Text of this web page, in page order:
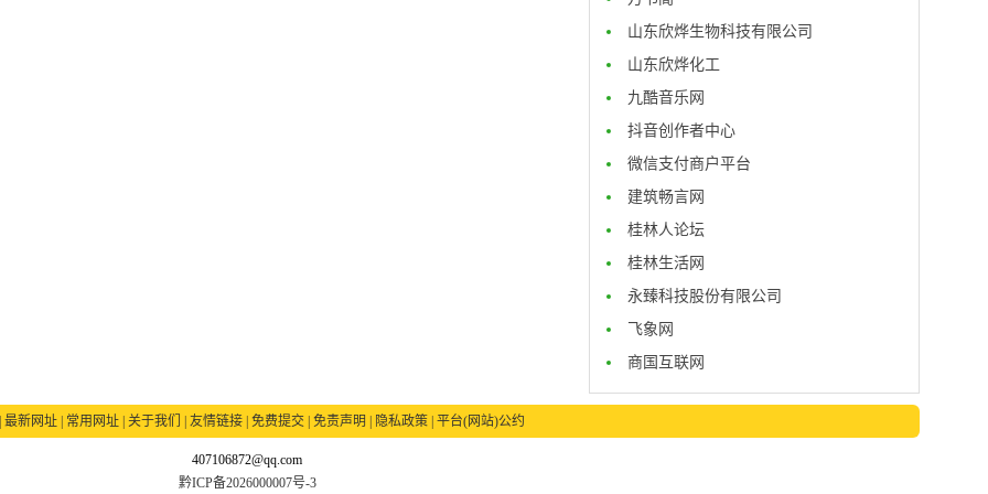
山东欣烨生物科技有限公司
山东欣烨化工
九酷音乐网
抖音创作者中心
微信支付商户平台
建筑畅言网
桂林人论坛
桂林生活网
永臻科技股份有限公司
飞象网
商国互联网
最新网址 常用网址 关于我们 友情链接 免费提交 免责声明 隐私政策 平台(网站)公约
407106872@qq.com
黔ICP备2026000007号-3